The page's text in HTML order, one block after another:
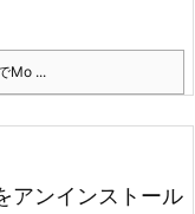
Mo ...
ンインストール